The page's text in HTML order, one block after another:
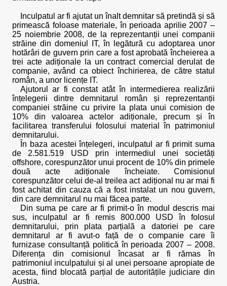
Inculpatul ar fi ajutat un înalt demnitar să pretindă și să
primească foloase materiale, în perioada aprilie 2007 –
25 noiembrie 2008, de la reprezentanții unei companii
străine din domeniul IT, în legătură cu adoptarea unor
hotărâri de guvern prin care a fost aprobată încheierea a
trei acte adiționale la un contract comercial derulat de
companie, având ca obiect închirierea, de către statul
român, a unor licențe IT.
Ajutorul ar fi constat atât în intermedierea realizării
înțelegerii dintre demnitarul român și reprezentanții
companiei străine cu privire la plata unui comision de
10% din valoarea actelor adiționale, precum și în
facilitarea transferului folosului material în patrimoniul
demnitarului.
În baza acestei înțelegeri, inculpatul ar fi primit suma
de 2.581.519 USD prin intermediul unei societăți
offshore, corespunzător unui procent de 10% din primele
două acte adiționale încheiate. Comisionul
corespunzător celui de-al treilea act adițional nu ar mai fi
fost achitat din cauza că a fost instalat un nou guvern,
din care demnitarul nu mai făcea parte.
Din suma pe care ar fi primit-o în modul descris mai
sus, inculpatul ar fi remis 800.000 USD în folosul
demnitarului, prin plata parțială a datoriei pe care
demnitarul ar fi avut-o față de o companie care îi
furnizase consultanță politică în perioada 2007 – 2008.
Diferența din comisionul încasat ar fi rămas în
patrimoniul inculpatului și al unei persoane apropiate de
acesta, fiind blocată parțial de autoritățile judiciare din
Austria.